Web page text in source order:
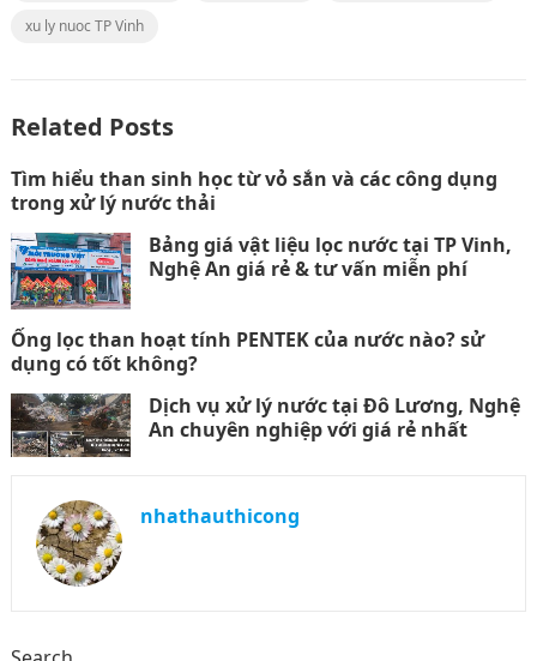
xu ly nuoc TP Vinh
Related Posts
Tìm hiểu than sinh học từ vỏ sắn và các công dụng
trong xử lý nước thải
Bảng giá vật liệu lọc nước tại TP Vinh,
Nghệ An giá rẻ & tư vấn miễn phí
Ống lọc than hoạt tính PENTEK của nước nào? sử
dụng có tốt không?
Dịch vụ xử lý nước tại Đô Lương, Nghệ
An chuyên nghiệp với giá rẻ nhất
nhathauthicong